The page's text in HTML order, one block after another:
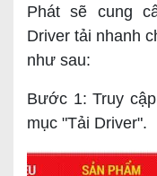
Phát sẽ cung
Driver tải nhanh
như sau:
Bước 1: Truy
mục "Tải Driver".